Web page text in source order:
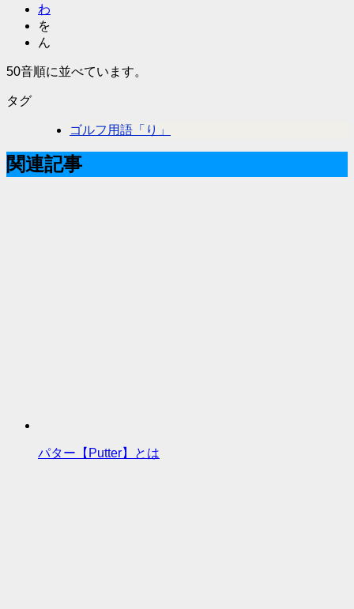
わ
を
ん
50音順に並べています。
タグ
ゴルフ用語「り」
関連記事
パター【Putter】とは